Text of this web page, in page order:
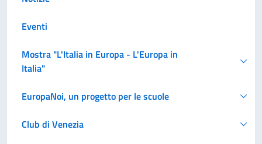
Eventi
Mostra "L'Italia in Europa - L'Europa in
Italia"
EuropaNoi, un progetto per le scuole
Club di Venezia